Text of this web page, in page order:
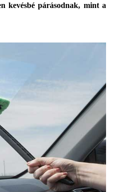
kevésbé párásodnak, mint a